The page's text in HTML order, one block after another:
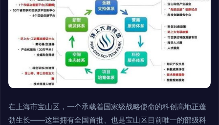
在上海市宝山区，一个承载着国家级战略使命的科创高地正蓬
勃生长——这里拥有全国首批、也是宝山区目前唯一的部级科